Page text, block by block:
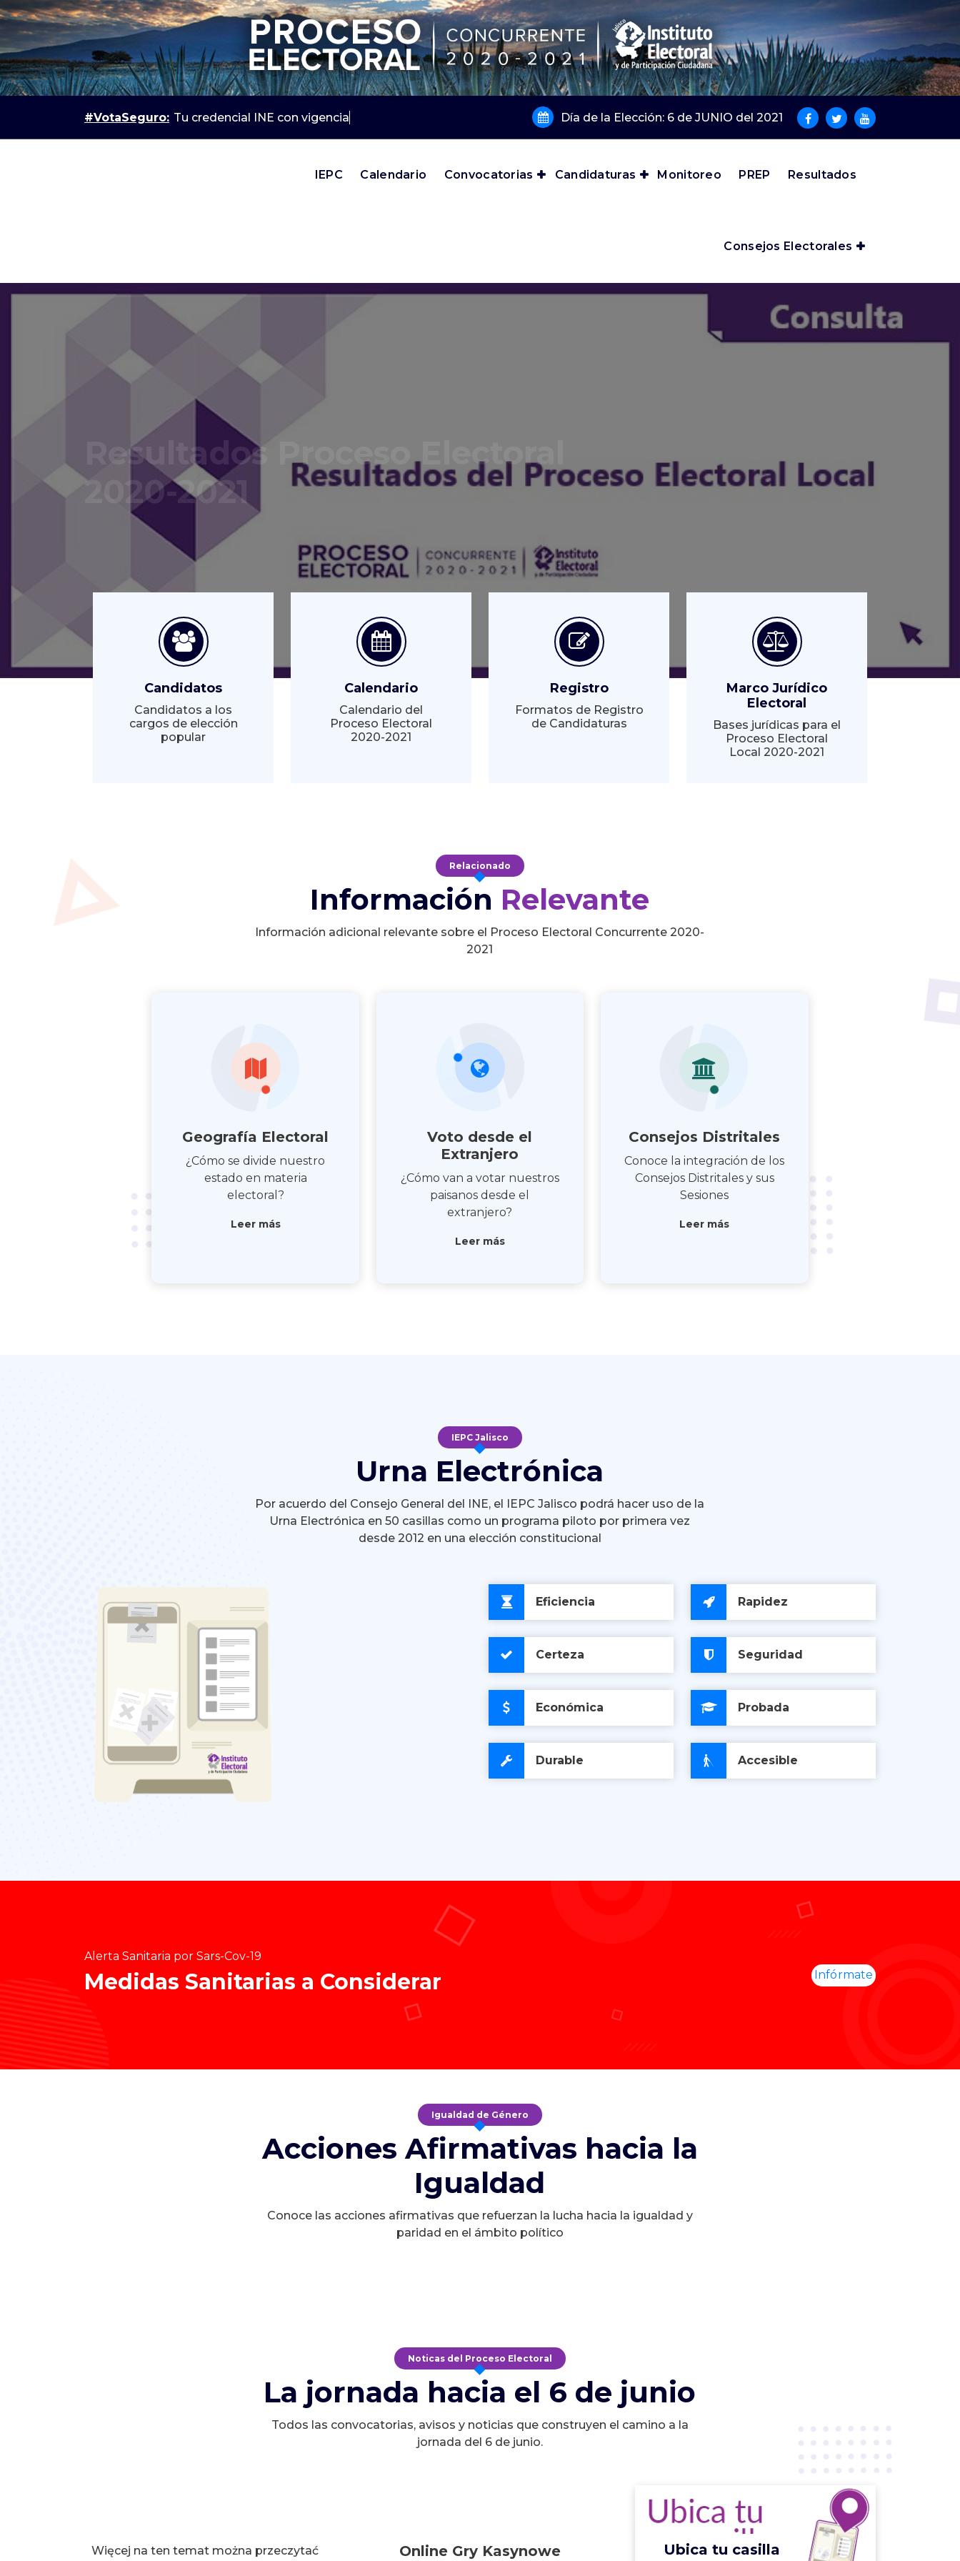
#VotaSeguro: Tu credencial INE con vigencia 2019 y 2 Día de la Elección: 6 de JUNIO del 2021
IEPC Calendario Convocatorias Candidaturas Monitoreo PREP Resultados
Consejos Electorales
Resultados Proceso Electoral
2020-2021
Ya puedes consultar los resultados ACTUALIZADOS
Consulta
Candidatos
Candidatos a los
cargos de elección
popular
Calendario
Calendario del
Proceso Electoral
2020-2021
Registro
Formatos de Registro
de Candidaturas
Marco Jurídico
Electoral
Bases jurídicas para el
Proceso Electoral
Local 2020-2021
Relacionado
Información Relevante
Información adicional relevante sobre el Proceso Electoral Concurrente 2020-
2021
Geografía Electoral
¿Cómo se divide nuestro
estado en materia
electoral?
Leer más
Voto desde el
Extranjero
¿Cómo van a votar nuestros
paisanos desde el
extranjero?
Leer más
Consejos Distritales
Conoce la integración de los
Consejos Distritales y sus
Sesiones
Leer más
IEPC Jalisco
Urna Electrónica
Por acuerdo del Consejo General del INE, el IEPC Jalisco podrá hacer uso de la
Urna Electrónica en 50 casillas como un programa piloto por primera vez
desde 2012 en una elección constitucional
Eficiencia Rapidez
Certeza Seguridad
Económica Probada
Durable Accesible
Alerta Sanitaria por Sars-Cov-19
Medidas Sanitarias a Considerar Infórmate
Igualdad de Género
Acciones Afirmativas hacia la
Igualdad
Conoce las acciones afirmativas que refuerzan la lucha hacia la igualdad y
paridad en el ámbito político
Noticas del Proceso Electoral
La jornada hacia el 6 de junio
Todos las convocatorias, avisos y noticias que construyen el camino a la
jornada del 6 de junio.
Więcej na ten temat można przeczytać
Online Gry Kasynowe
Online Gry Kasynowe Ubica tu casilla